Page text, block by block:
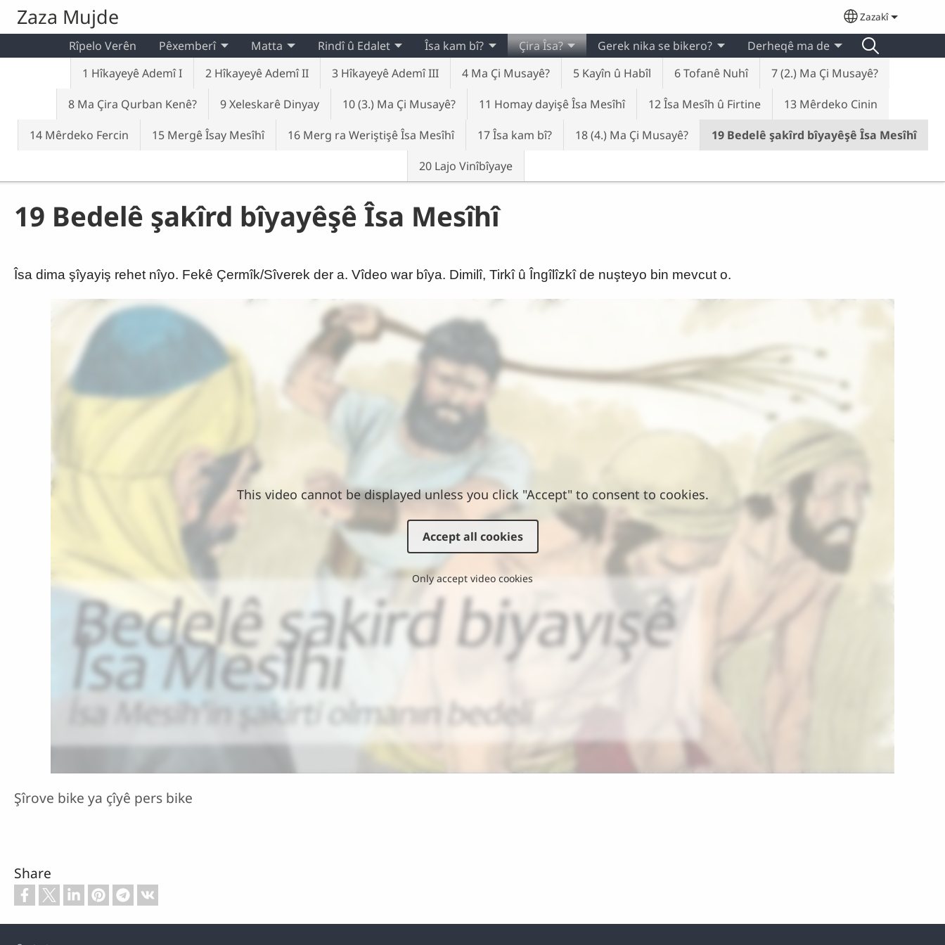
Skip to main content
Zaza Mujde Select your
Zazakî
Rîpelo Verên Pêxemberî Matta Rindî û Edalet Îsa kam bî?
Çira Îsa?
1 Hîkayeyê Ademî I
2 Hîkayeyê Ademî II 3 Hîkayeyê Ademî III 4 Ma Çi Musayê? 5 Kayîn û Habîl 6 Tofanê Nuhî
7 (2.) Ma Çi Musayê?
8 Ma Çira Qurban Kenê?
9 Xeleskarê Dinyay 10 (3.) Ma Çi Musayê? 11 Homay dayişê Îsa Mesîhî 12 Îsa Mesîh û Firtine
13 Mêrdeko Cinin
14 Mêrdeko Fercin
15 Mergê Îsay Mesîhî 16 Merg ra Weriştişê Îsa Mesîhî 17 Îsa kam bî? 18 (4.) Ma Çi Musayê?
19 Bedelê şakîrd bîyayêşê Îsa Mesîhî
20 Lajo Vinîbîyaye
Gerek nika se bikero? Derheqê ma de
19 Bedelê şakîrd bîyayêşê Îsa Mesîhî
Îsa dima şîyayiş rehet nîyo. Fekê Çermîk/Sîverek der a. Vîdeo war bîya. Dimilî, Tirkî û Îngîlîzkî de nuşteyo bin mevcut o.
This video cannot be displayed unless you click "Accept" to consent to cookies.
Accept all cookies
Only accept video cookies
Şîrove bike ya çîyê pers bike
Share
Footer